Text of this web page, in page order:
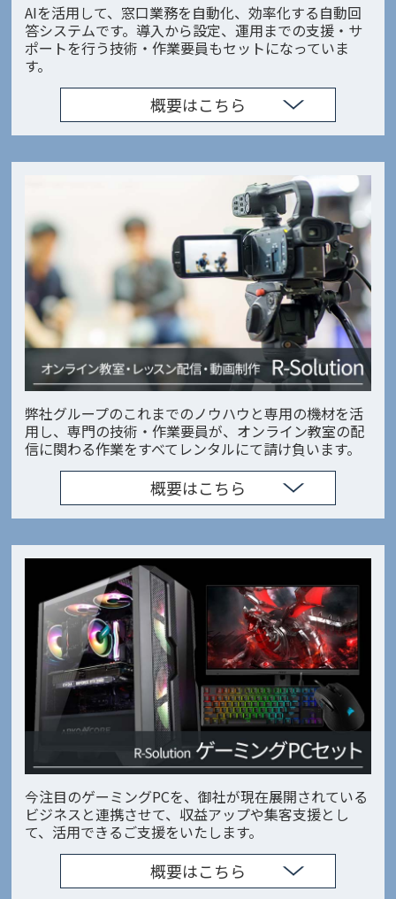
AIを活用して、窓口業務を自動化、効率化する自動回
答システムです。導入から設定、運用までの支援・サ
ポートを行う技術・作業要員もセットになっていま
す。
概要はこちら
弊社グループのこれまでのノウハウと専用の機材を活
用し、専門の技術・作業要員が、オンライン教室の配
信に関わる作業をすべてレンタルにて請け負います。
概要はこちら
今注目のゲーミングPCを、御社が現在展開されている
ビジネスと連携させて、収益アップや集客支援とし
て、活用できるご支援をいたします。
概要はこちら